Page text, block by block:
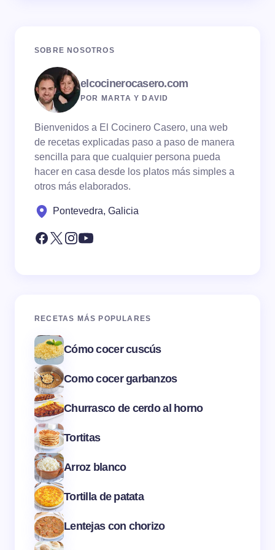
SOBRE NOSOTROS
elcocinerocasero.com
POR MARTA Y DAVID
Bienvenidos a El Cocinero Casero, una web
de recetas explicadas paso a paso de manera
sencilla para que cualquier persona pueda
hacer en casa desde los platos más simples a
otros más elaborados.
Pontevedra, Galicia
RECETAS MÁS POPULARES
Cómo cocer cuscús
Como cocer garbanzos
Churrasco de cerdo al horno
Tortitas
Arroz blanco
Tortilla de patata
Lentejas con chorizo